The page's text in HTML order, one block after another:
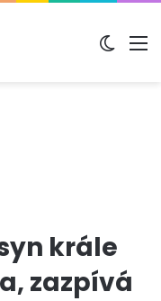
krále
zazpívá